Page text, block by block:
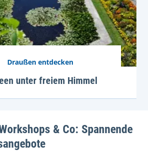
Draußen entdecken
unter freiem Himmel
& Co: Spannende